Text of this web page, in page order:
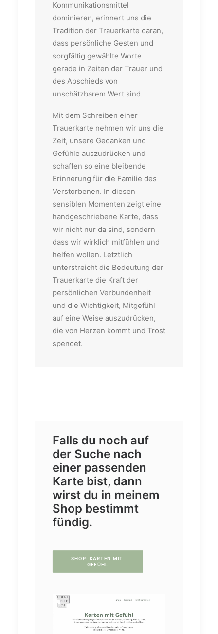
Kommunikationsmittel
dominieren, erinnert uns die
Tradition der Trauerkarte daran,
dass persönliche Gesten und
sorgfältig gewählte Worte
gerade in Zeiten der Trauer und
des Abschieds von
unschätzbarem Wert sind.
Mit dem Schreiben einer
Trauerkarte nehmen wir uns die
Zeit, unsere Gedanken und
Gefühle auszudrücken und
schaffen so eine bleibende
Erinnerung für die Familie des
Verstorbenen. In diesen
sensiblen Momenten zeigt eine
handgeschriebene Karte, dass
wir nicht nur da sind, sondern
dass wir wirklich mitfühlen und
helfen wollen. Letztlich
unterstreicht die Bedeutung der
Trauerkarte die Kraft der
persönlichen Verbundenheit
und die Wichtigkeit, Mitgefühl
auf eine Weise auszudrücken,
die von Herzen kommt und Trost
spendet.
Falls du noch auf
der Suche nach
einer passenden
Karte bist, dann
wirst du in meinem
Shop bestimmt
fündig.
SHOP: KARTEN MIT
GEFÜHL